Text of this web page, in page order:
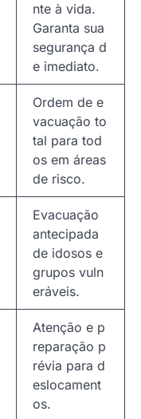
nte à vida.
Garanta sua
segurança d
e imediato.
Ordem de e
vacuação to
tal para tod
os em áreas
de risco.
Evacuação
antecipada
de idosos e
grupos vuln
eráveis.
Atenção e p
reparação p
révia para d
eslocament
os.